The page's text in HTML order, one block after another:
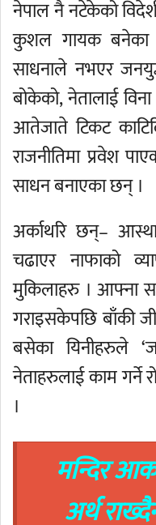
नेपाल नै नटेकेको
कुशल गायक बनेका
साधनाले नभएर
बोकेको, नेतालाई
आतेजाते टिकट
राजनीतिमा प्रवेश
साधन बनाएका छन् ।
अर्काथरि छन्–
चढाएर नाफाको
मुकिलाहरु । आफ्ना
गराइसकेपछि बाँकी
बसेका यिनीहरुले
नेताहरुलाई काम गर्ने
।
मन्दिर
अर्थ